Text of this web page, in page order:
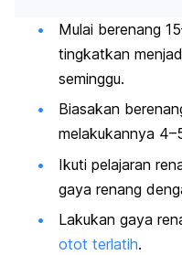
Mulai berenang
tingkatkan
seminggu.
Biasakan
melakukannya
Ikuti pelajaran
gaya renang
Lakukan gaya
otot terlatih.